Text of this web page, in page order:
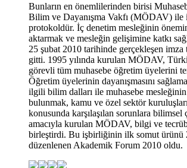
Bunların en önemlilerinden birisi
Bilim ve Dayanışma Vakfı (MÖDAV) ile
protokoldür. İç denetim mesleğinin
aktarmak ve mesleğin gelişimine katkı
25 şubat 2010 tarihinde gerçekleşen
gitti. 1995 yılında kurulan MÖDAV,
görevli tüm muhasebe öğretim üyelerini
Öğretim üyelerinin dayanışmasını
ilgili bilim dalları ile muhasebe mesleğinin
bulunmak, kamu ve özel sektör
konusunda karşılaşılan sorunlara
amacıyla kurulan MÖDAV, bilgi ve
birleştirdi. Bu işbirliğinin ilk somut ürünü
düzenlenen Akademik Forum 2010 oldu.